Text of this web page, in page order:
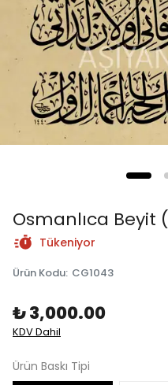
Osmanlıca Beyit
Tükeniyor
Ürün Kodu: CG1043
₺ 3,000.00
KDV Dahil
Ürün Baskı Tipi